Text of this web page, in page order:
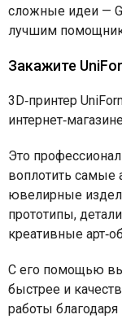
сложные идеи —
лучшим
Закажите
3D‑принтер
Это
воплотить
ювелирные
прототипы,
креативные
С его помощью вы
быстрее и
работы